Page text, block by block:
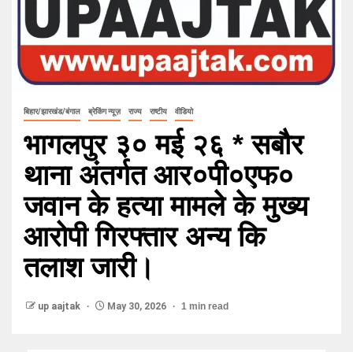
बिहार/झारखंड/बंगाल ब्रेकिंग न्यूज़ राज्य राष्टीय वीडियो
भागलपुर ३० मई २६ * सबौर
थाना अंतर्गत आर०पी०एफ०
जवान के हत्या मामले के मुख्य
आरोपी गिरफ्तार अन्य कि
तलाश जारी।
up aajtak May 30, 2026 1 min read